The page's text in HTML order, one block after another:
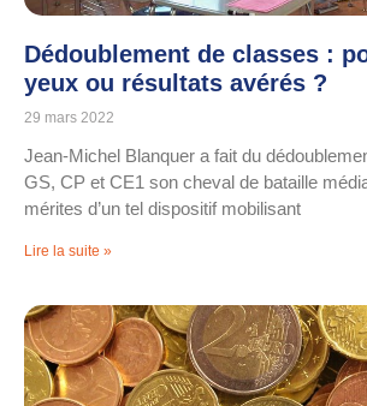
Dédoublement de classes :
yeux ou résultats avérés ?
29 mars 2022
Jean-Michel Blanquer a fait du
GS, CP et CE1 son cheval de bataille
mérites d’un tel dispositif mobilisant
Lire la suite »